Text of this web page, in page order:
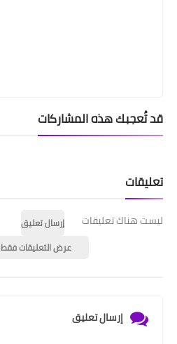
قد تُعجبك هذه المشاركات
تعليقات
ليست هناك تعليقات
إرسال تعليق
عرض التعليقات فقط
إرسال تعليق